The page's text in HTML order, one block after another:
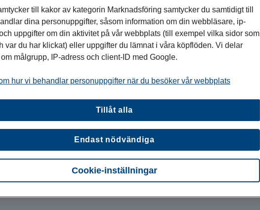
tvärfunktionellt ute i
och strategi går hand i hand. Vi
och leverantörshantering till
att skapa digitala upplevelser som
om det gäller medarbetare,
satsning på data och
data till smarta lösningar
och effektiviteten i
och moderna AI-
som formar framtidens
till kakor av kategorin Marknadsföring samtycker du samtidigt till
dina personuppgifter, såsom information om din webbläsare, ip-
uppgifter om din aktivitet på vår webbplats (till exempel vilka sidor som
var du har klickat) eller uppgifter du lämnat i våra köpflöden. Vi delar
målgrupp, IP-adress och client-ID med Google.
hur vi behandlar personuppgifter när du besöker vår webbplats
Endast nödvändiga
Tillåt alla
Cookie-inställningar